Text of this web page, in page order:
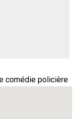
comédie policière